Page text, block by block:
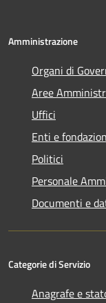
Amministrazione
Organi di
Aree
Uffici
Enti e
Politici
Personale
Documenti e
Categorie di Servizio
Anagrafe e